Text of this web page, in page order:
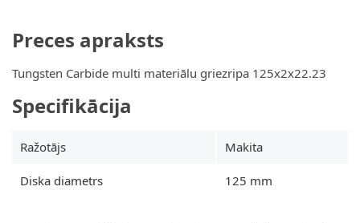
Preces apraksts
Tungsten Carbide multi materiālu griezripa 125x2x22.23
Specifikācija
Ražotājs Makita
Diska diametrs 125 mm